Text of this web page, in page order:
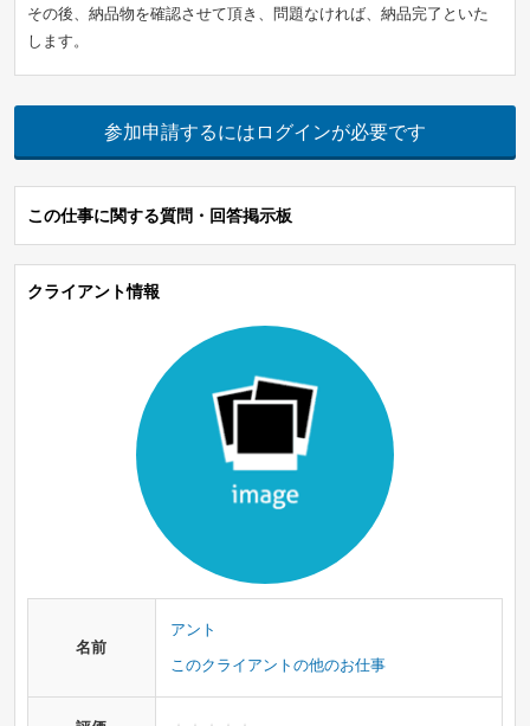
その後、納品物を確認させて頂き、問題なければ、納品完了といた
します。
参加申請するにはログインが必要です
この仕事に関する質問・回答掲示板
クライアント情報
名前
アント
このクライアントの他のお仕事